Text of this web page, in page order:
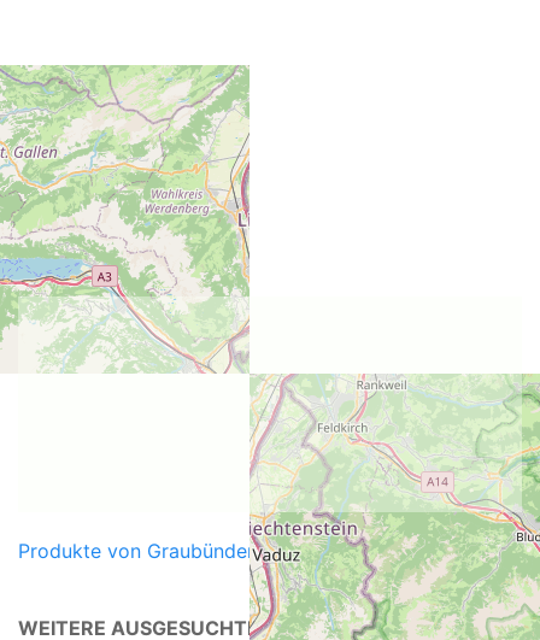
LAGE DES WEINGUTS
Produkte von Graubünden
WEITERE AUSGESUCHTE WEINE FÜR SIE